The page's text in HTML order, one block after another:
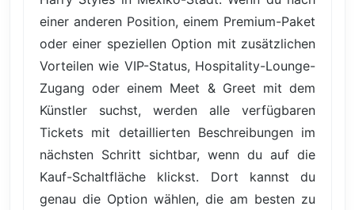
einer anderen Position, einem Premium-Paket
oder einer speziellen Option mit zusätzlichen
Vorteilen wie VIP-Status, Hospitality-Lounge-
Zugang oder einem Meet & Greet mit dem
Künstler suchst, werden alle verfügbaren
Tickets mit detaillierten Beschreibungen im
nächsten Schritt sichtbar, wenn du auf die
Kauf-Schaltfläche klickst. Dort kannst du
genau die Option wählen, die am besten zu